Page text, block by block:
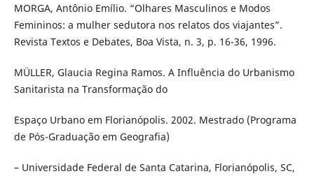
MORGA, Antônio Emílio. “Olhares Masculinos e Modos
Femininos: a mulher sedutora nos relatos dos viajantes”.
Revista Textos e Debates, Boa Vista, n. 3, p. 16-36, 1996.
MÜLLER, Glaucia Regina Ramos. A Influência do Urbanismo
Sanitarista na Transformação do
Espaço Urbano em Florianópolis. 2002. Mestrado (Programa
de Pós-Graduação em Geografia)
– Universidade Federal de Santa Catarina, Florianópolis, SC,